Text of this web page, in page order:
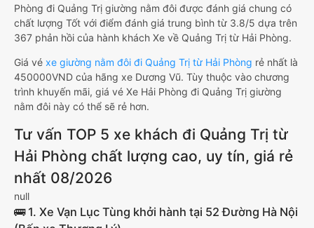
Phòng đi Quảng Trị giường nằm đôi được đánh giá chung có
chất lượng Tốt với điểm đánh giá trung bình từ 3.8/5 dựa trên
367 phản hồi của hành khách Xe về Quảng Trị từ Hải Phòng.
Giá vé xe giường nằm đôi đi Quảng Trị từ Hải Phòng rẻ nhất là
450000VND của hãng xe Dương Vũ. Tùy thuộc vào chương
trình khuyến mãi, giá vé Xe Hải Phòng đi Quảng Trị giường
nằm đôi này có thể sẽ rẻ hơn.
Tư vấn TOP 5 xe khách đi Quảng Trị từ
Hải Phòng chất lượng cao, uy tín, giá rẻ
nhất 08/2026
null
🚌 1. Xe Vạn Lục Tùng khởi hành tại 52 Đường Hà Nội